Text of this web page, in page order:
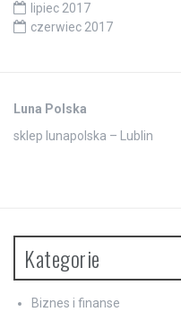
lipiec 2017
czerwiec 2017
Luna Polska
sklep lunapolska – Lublin
Kategorie
Biznes i finanse